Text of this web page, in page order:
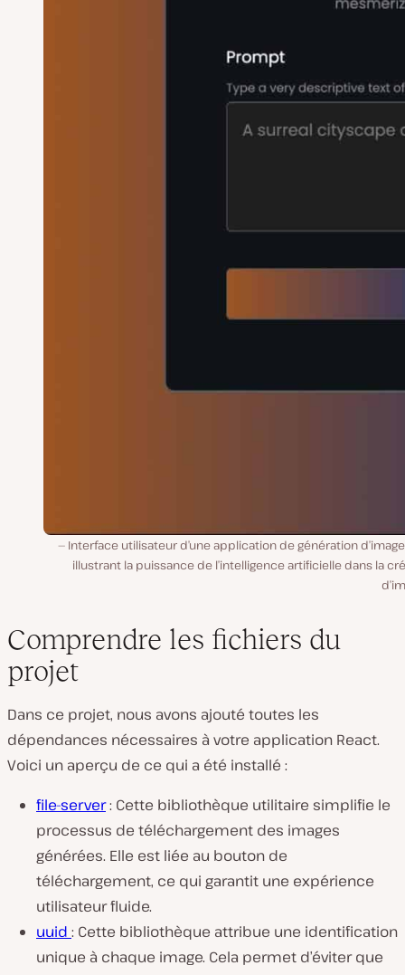
Interface utilisateur d’une application de génération
illustrant la puissance de l’intelligence artificielle dans la
Comprendre les fichiers du
projet
Dans ce projet, nous avons ajouté toutes les
dépendances nécessaires à votre application React.
Voici un aperçu de ce qui a été installé :
file-server: Cette bibliothèque utilitaire simplifie le
processus de téléchargement des images
générées. Elle est liée au bouton de
téléchargement, ce qui garantit une expérience
utilisateur fluide.
uuid : Cette bibliothèque attribue une identification
unique à chaque image. Cela permet d’éviter que